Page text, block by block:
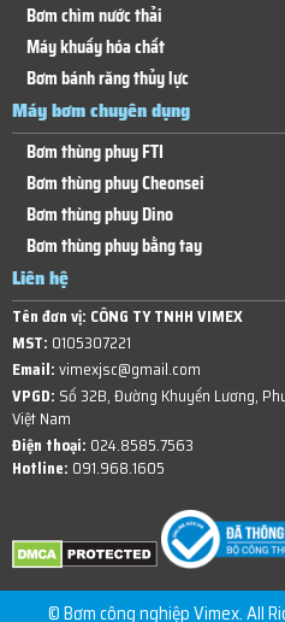
Bơm chìm nước thải
Máy khuấy hóa chất
Bơm bánh răng thủy lực
Máy bơm chuyên dụng
Bơm thùng phuy FTI
Bơm thùng phuy Cheonsei
Bơm thùng phuy Dino
Bơm thùng phuy bằng tay
Liên hệ
Tên đơn vị: CÔNG TY TNHH VIMEX
MST: 0105307221
Email:vimexjsc@gmail.com
VPGD: Số 32B, Đường Khuyến Lương,
Việt Nam
Điện thoại: 024.8585.7563
Hotline: 091.968.1605
© Bơm công nghiệp Vimex. All